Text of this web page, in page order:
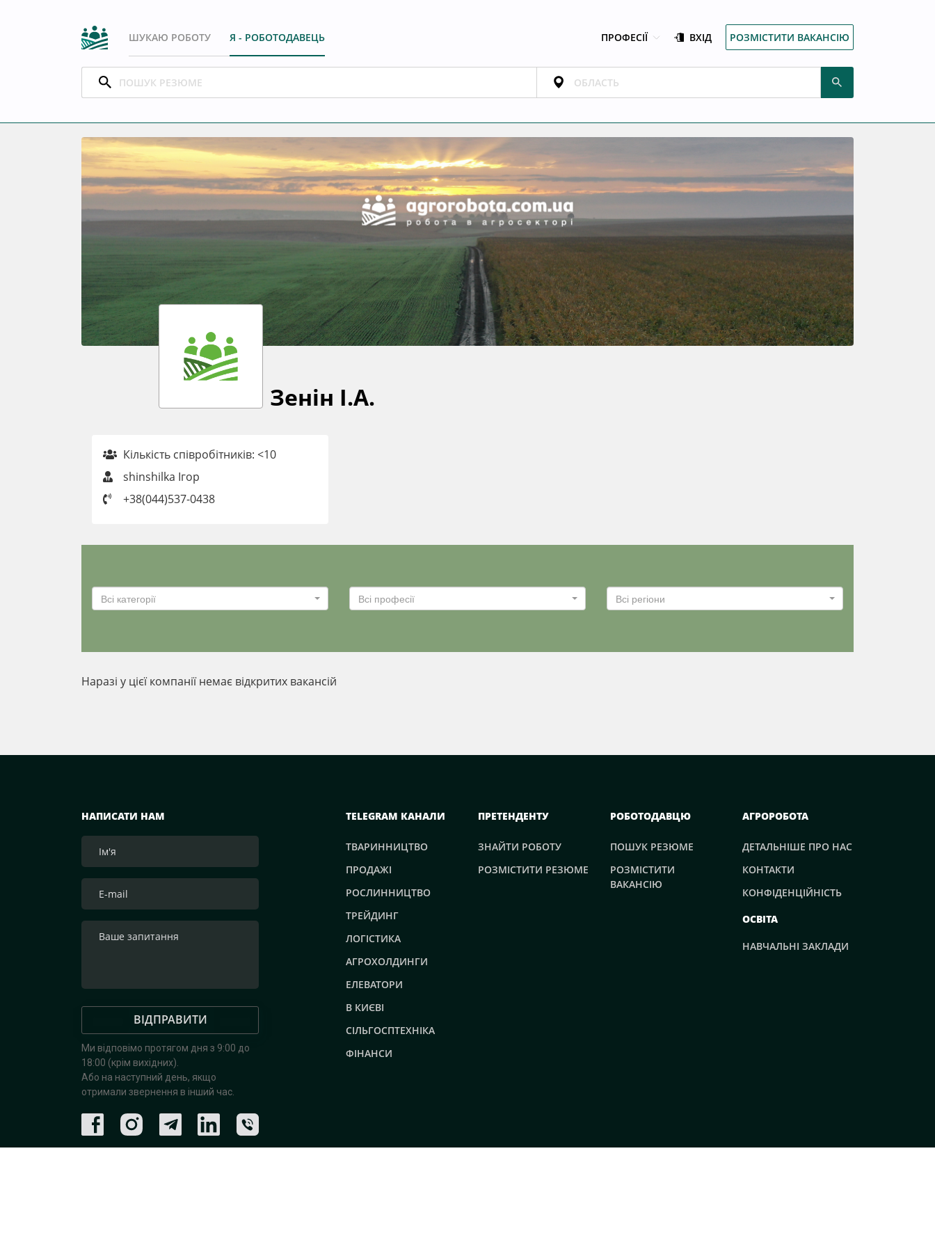
ШУКАЮ РОБОТУ Я - РОБОТОДАВЕЦЬ ПРОФЕСІЇ ВХІД РОЗМІСТИТИ ВАКАНСІЮ
Зенін І.А.
Кількість співробітників: <10
shinshilka Ігор
+38(044)537-0438
Всі категорії Всі професії Всі регіони
Наразі у цієї компанії немає відкритих вакансій
НАПИСАТИ НАМ
ВІДПРАВИТИ
Ми відповімо протягом дня з 9:00 до
18:00 (крім вихідних).
Або на наступний день, якщо
отримали звернення в інший час.
TELEGRAM КАНАЛИ
ТВАРИННИЦТВО
ПРОДАЖІ
РОСЛИННИЦТВО
ТРЕЙДИНГ
ЛОГІСТИКА
АГРОХОЛДИНГИ
ЕЛЕВАТОРИ
В КИЄВІ
СІЛЬГОСПТЕХНІКА
ФІНАНСИ
ПРЕТЕНДЕНТУ
ЗНАЙТИ РОБОТУ
РОЗМІСТИТИ РЕЗЮМЕ
РОБОТОДАВЦЮ
ПОШУК РЕЗЮМЕ
РОЗМІСТИТИ
ВАКАНСІЮ
АГРОРОБОТА
ДЕТАЛЬНІШЕ ПРО НАС
КОНТАКТИ
КОНФІДЕНЦІЙНІСТЬ
ОСВІТА
НАВЧАЛЬНІ ЗАКЛАДИ